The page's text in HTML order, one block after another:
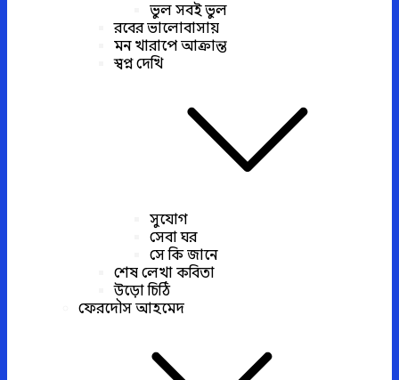
ভুল সবই ভুল
রবের ভালোবাসায়
মন খারাপে আক্রান্ত
স্বপ্ন দেখি
সুযোগ
সেবা ঘর
সে কি জানে
শেষ লেখা কবিতা
উড়ো চিঠি
ফেরদৌস আহমেদ